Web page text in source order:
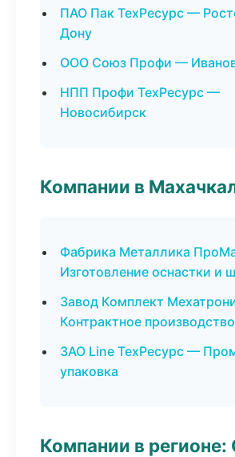
ПАО Пак ТехРесурс —
Дону
ООО Союз Профи —
НПП Профи ТехРесурс —
Новосибирск
Компании в
Фабрика Металлика
Изготовление оснастки и
Завод Комплект
Контрактное производство
ЗАО Line ТехРесурс —
упаковка
Компании в регионе: